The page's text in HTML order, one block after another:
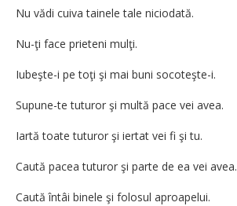
Nu vădi cuiva tainele tale niciodată.
Nu-ţi face prieteni mulţi.
Iubeşte-i pe toţi şi mai buni socoteşte-i.
Supune-te tuturor şi multă pace vei avea.
Iartă toate tuturor şi iertat vei fi şi tu.
Caută pacea tuturor şi parte de ea vei avea.
Caută întâi binele şi folosul aproapelui.